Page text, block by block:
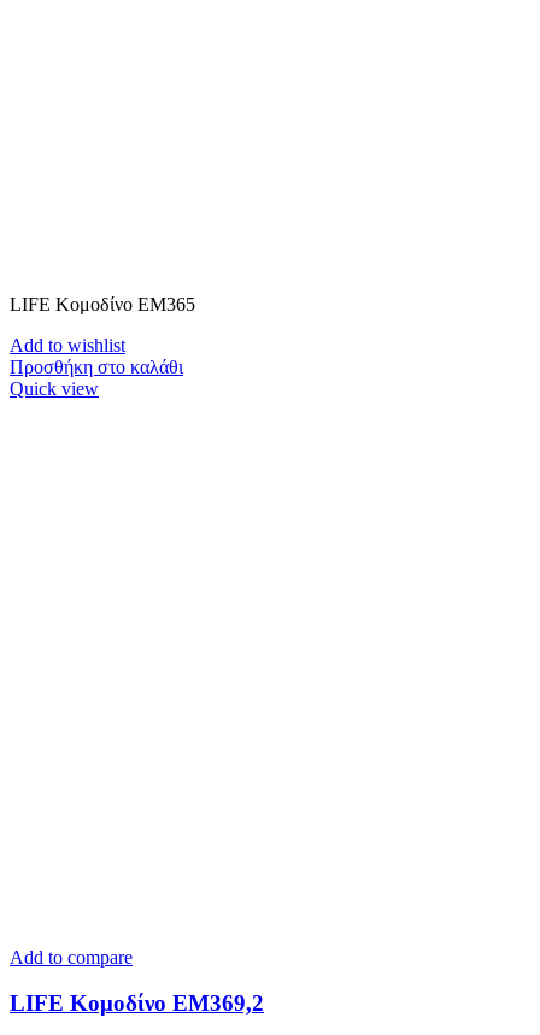
LIFE Κομοδίνο ΕΜ365
Add to wishlist
Προσθήκη στο καλάθι
Quick view
Add to compare
LIFE Κομοδίνο ΕΜ369,2